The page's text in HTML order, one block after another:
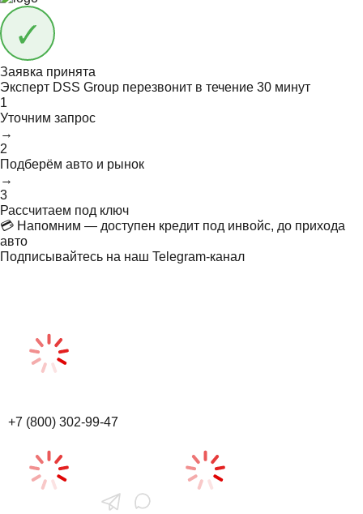
Заявка принята
Эксперт DSS Group перезвонит в течение 30 минут
1
Уточним запрос
→
2
Подберём авто и рынок
→
3
Рассчитаем под ключ
💳 Напомним — доступен кредит под инвойс, до прихода
авто
Подписывайтесь на наш Telegram-канал
+7 (800) 302-99-47